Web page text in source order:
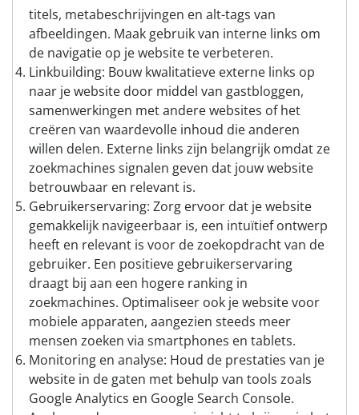
titels, metabeschrijvingen en alt-tags van
afbeeldingen. Maak gebruik van interne links om
de navigatie op je website te verbeteren.
Linkbuilding: Bouw kwalitatieve externe links op
naar je website door middel van gastbloggen,
samenwerkingen met andere websites of het
creëren van waardevolle inhoud die anderen
willen delen. Externe links zijn belangrijk omdat ze
zoekmachines signalen geven dat jouw website
betrouwbaar en relevant is.
Gebruikerservaring: Zorg ervoor dat je website
gemakkelijk navigeerbaar is, een intuïtief ontwerp
heeft en relevant is voor de zoekopdracht van de
gebruiker. Een positieve gebruikerservaring
draagt bij aan een hogere ranking in
zoekmachines. Optimaliseer ook je website voor
mobiele apparaten, aangezien steeds meer
mensen zoeken via smartphones en tablets.
Monitoring en analyse: Houd de prestaties van je
website in de gaten met behulp van tools zoals
Google Analytics en Google Search Console.